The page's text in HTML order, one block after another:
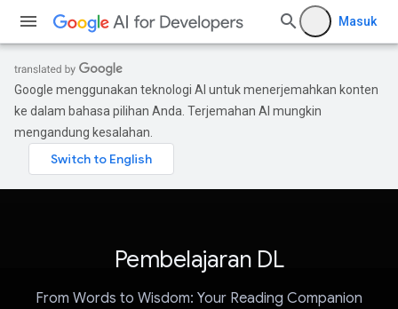
Masuk
Google menggunakan teknologi AI untuk menerjemahkan konten
ke dalam bahasa pilihan Anda. Terjemahan AI mungkin
mengandung kesalahan.
Pembelajaran DL
From Words to Wisdom: Your Reading Companion